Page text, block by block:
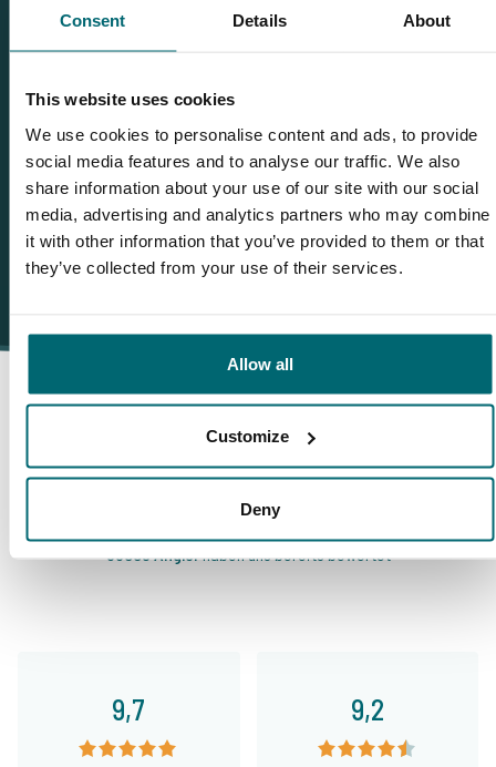
Consent Details About
This website uses cookies
We use cookies to personalise content and ads, to provide
social media features and to analyse our traffic. We also
share information about your use of our site with our social
media, advertising and analytics partners who may combine
it with other information that you’ve provided to them or that
they’ve collected from your use of their services.
Allow all
Customize
Deny
Brauchen Sie weitere Informationen über diesen See? Wir
helfen gerne weiter
Tel. +31 655 191 755
info@thecarpspecialist.de
WhatsApp:+31 6 5519 1755
Darum buchen Sie bei The
Carp Specialist
35009 Anglerhaben uns bereits bewertet
9,7 9,2